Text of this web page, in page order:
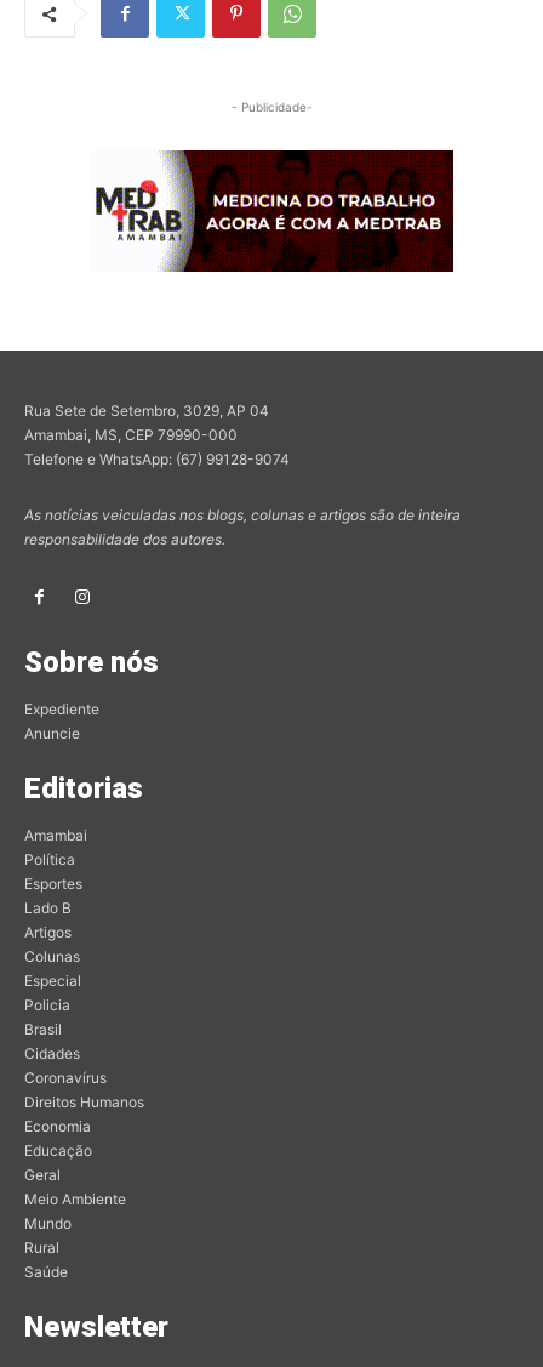
- Publicidade-
Rua Sete de Setembro, 3029, AP 04
Amambai, MS, CEP 79990-000
Telefone e WhatsApp: (67) 99128-9074
As notícias veiculadas nos blogs, colunas e artigos são de inteira
responsabilidade dos autores.
Sobre nós
Expediente
Anuncie
Editorias
Amambai
Política
Esportes
Lado B
Artigos
Colunas
Especial
Policia
Brasil
Cidades
Coronavírus
Direitos Humanos
Economia
Educação
Geral
Meio Ambiente
Mundo
Rural
Saúde
Newsletter